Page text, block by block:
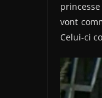
vont
Celui-ci